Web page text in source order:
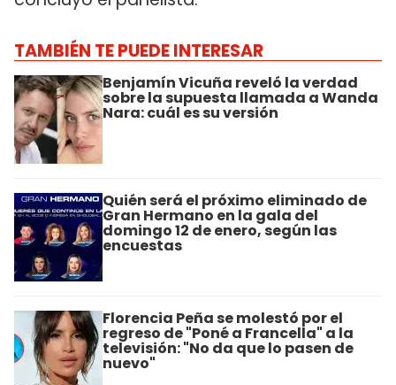
TAMBIÉN TE PUEDE INTERESAR
Benjamín Vicuña reveló la verdad
sobre la supuesta llamada a Wanda
Nara: cuál es su versión
Quién será el próximo eliminado de
Gran Hermano en la gala del
domingo 12 de enero, según las
encuestas
Florencia Peña se molestó por el
regreso de "Poné a Francella" a la
televisión: "No da que lo pasen de
nuevo"